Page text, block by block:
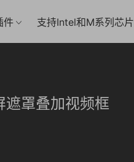
件 支持Intel和M系列芯片
遮罩叠加视频框